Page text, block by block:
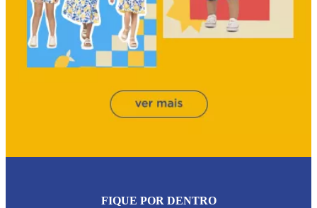
FIQUE POR DENTRO